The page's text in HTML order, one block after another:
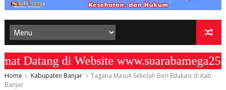
di Website
Home Kabupaten Banjar
Tagana Masuk Sekolah Beri Edukasi di Kab
Banjar